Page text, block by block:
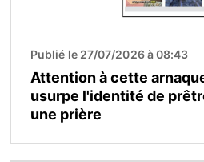
Publié le 27/07/2026 à 08:43
Attention à cette
usurpe l'identité de
une prière